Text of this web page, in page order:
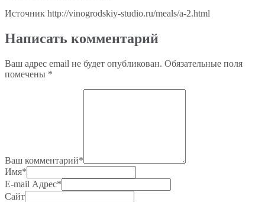
Источник http://vinogrodskiy-studio.ru/meals/a-2.html
Написать комментарий
Ваш адрес email не будет опубликован. Обязательные поля
помечены *
Ваш комментарий*
Имя*
E-mail Адрес*
Сайт